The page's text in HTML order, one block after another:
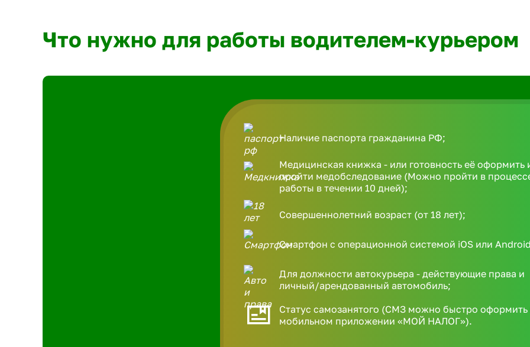
Что нужно для работы водителем-курьером
Наличие паспорта гражданина РФ;
Медицинская книжка - или готовность её оформить
пройти медобследование (Можно пройти в
работы в течении 10 дней);
Совершеннолетний возраст (от 18 лет);
Смартфон с операционной системой iOS или
Для должности автокурьера - действующие права и
личный/арендованный автомобиль;
Статус самозанятого (СМЗ можно быстро оформить
мобильном приложении «МОЙ НАЛОГ»).